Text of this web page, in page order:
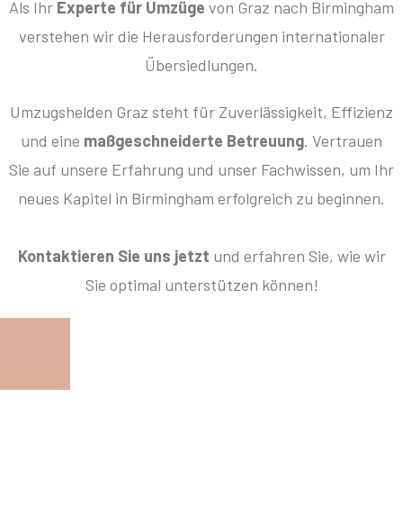
Als Ihr Experte für Umzüge von Graz nach Birmingham
verstehen wir die Herausforderungen internationaler
Übersiedlungen.
Umzugshelden Graz steht für Zuverlässigkeit, Effizienz
und eine maßgeschneiderte Betreuung. Vertrauen
Sie auf unsere Erfahrung und unser Fachwissen, um Ihr
neues Kapitel in Birmingham erfolgreich zu beginnen.
Kontaktieren Sie uns jetzt und erfahren Sie, wie wir
Sie optimal unterstützen können!